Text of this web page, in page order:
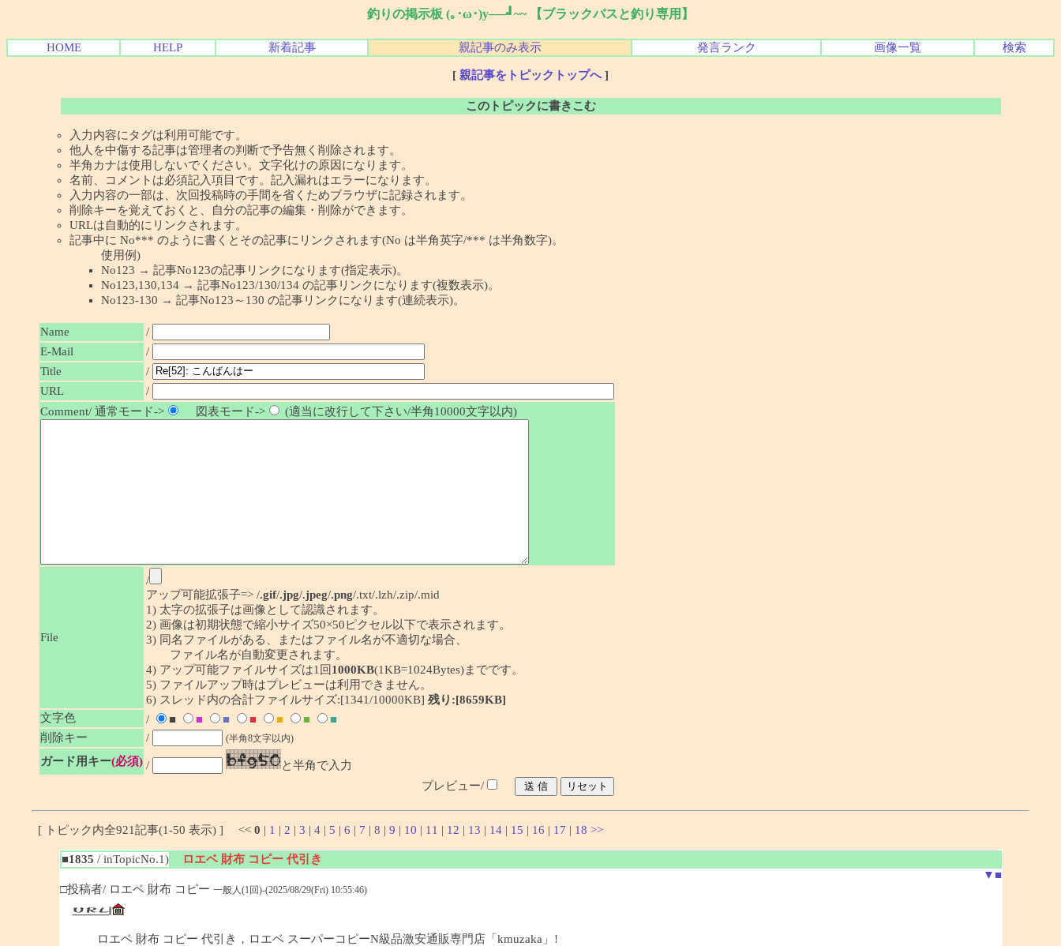
釣りの掲示板 (｡･ω･)y──┛~~ 【ブラックバスと釣り専用】
HOME HELP 新着記事 親記事のみ表示 発言ランク 画像一覧 検索
[ 親記事をトピックトップへ]
このトピックに書きこむ
入力内容にタグは利用可能です。
他人を中傷する記事は管理者の判断で予告無く削除されます。
半角カナは使用しないでください。文字化けの原因になります。
名前、コメントは必須記入項目です。記入漏れはエラーになります。
入力内容の一部は、次回投稿時の手間を省くためブラウザに記録されます。
削除キーを覚えておくと、自分の記事の編集・削除ができます。
URLは自動的にリンクされます。
記事中に No*** のように書くとその記事にリンクされます(No は半角英字/*** は半角数字)。
使用例)
No123 → 記事No123の記事リンクになります(指定表示)。
No123,130,134 → 記事No123/130/134 の記事リンクになります(複数表示)。
No123-130 → 記事No123～130 の記事リンクになります(連続表示)。
Name
/
E-Mail
/
Title
/
URL
/
Comment/ 通常モード->
図表モード-> (適当に改行して下さい/半角10000文字以内)
File
/
アップ可能拡張子=> /.gif/.jpg/.jpeg/.png/.txt/.lzh/.zip/.mid
1) 太字の拡張子は画像として認識されます。
2) 画像は初期状態で縮小サイズ50×50ピクセル以下で表示されます。
3) 同名ファイルがある、またはファイル名が不適切な場合、
ファイル名が自動変更されます。
4) アップ可能ファイルサイズは1回 1000KB(1KB=1024Bytes)までです。
5) ファイルアップ時はプレビューは利用できません。
6) スレッド内の合計ファイルサイズ:[1341/10000KB] 残り:[8659KB]
文字色
/ ■ ■ ■ ■ ■ ■
■
削除キー
/ (半角8文字以内)
ガード用キー(必須) /
と半角で入力
プレビュー/
[ トピック内全921記事(1-50 表示) ] << 0 | 1 | 2 | 3 | 4 | 5 | 6 | 7 | 8 | 9 | 10 | 11 | 12 | 13 | 14 | 15 | 16 | 17 | 18 >>
■1835 / inTopicNo.1)
ロエベ 財布 コピー 代引き
▼ ■
□投稿者/ ロエベ 財布 コピー 一般人(1回)-(2025/08/29(Fri) 10:55:46)
ロエベ 財布 コピー 代引き，ロエベ スーパーコピーN級品激安通販専門店「kmuzaka」!